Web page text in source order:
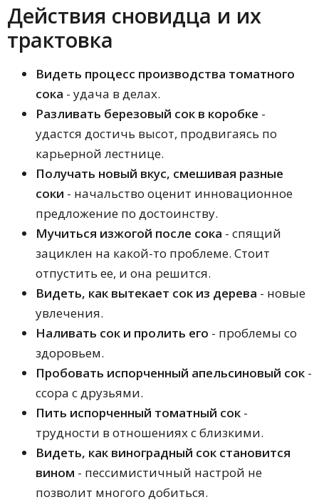
Действия сновидца и их
трактовка
Видеть процесс производства томатного
сока - удача в делах.
Разливать березовый сок в коробке -
удастся достичь высот, продвигаясь по
карьерной лестнице.
Получать новый вкус, смешивая разные
соки - начальство оценит инновационное
предложение по достоинству.
Мучиться изжогой после сока - спящий
зациклен на какой-то проблеме. Стоит
отпустить ее, и она решится.
Видеть, как вытекает сок из дерева - новые
увлечения.
Наливать сок и пролить его - проблемы со
здоровьем.
Пробовать испорченный апельсиновый сок -
ссора с друзьями.
Пить испорченный томатный сок -
трудности в отношениях с близкими.
Видеть, как виноградный сок становится
вином - пессимистичный настрой не
позволит многого добиться.